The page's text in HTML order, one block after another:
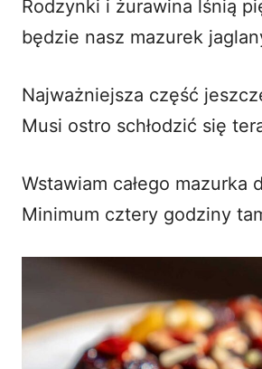
Rodzynki i żurawina lśnią
będzie nasz mazurek
Najważniejsza część
Musi ostro schłodzić się
Wstawiam całego mazurka
Minimum cztery godziny